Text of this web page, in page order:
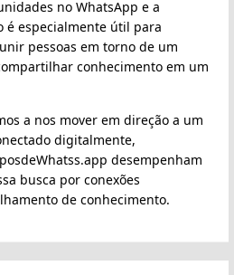
no WhatsApp e a
é especialmente útil para
pessoas em torno de um
conhecimento em um
a nos mover em direção a um
digitalmente,
desempenham
busca por conexões
de conhecimento.